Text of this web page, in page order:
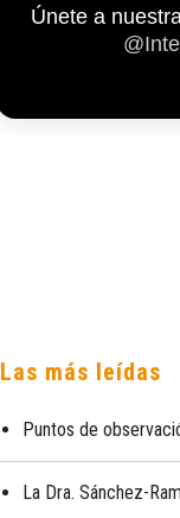
Únete a
Las más leídas
Puntos de
La Dra. Sánchez-